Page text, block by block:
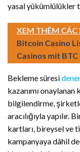
yasal yükümlülükler
XEM THÊM
Bitcoin Casino
Casinos mit BTC
Bekleme süresi
kazanımı
bilgilendirme,
aracılığıyla
kartları, bireysel ve
kampanyaya dâhil